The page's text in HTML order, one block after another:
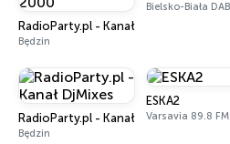
RadioParty.pl - Kanał Energy 2000
Będzin
RadioParty.pl - Kanał DjMixes
Będzin
ESKA2
Varsavia 89.8 FM